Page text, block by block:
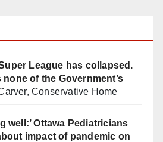
League has collapsed.
none of the Government’s
Conservative Home
well:’ Ottawa Pediatricians
impact of pandemic on